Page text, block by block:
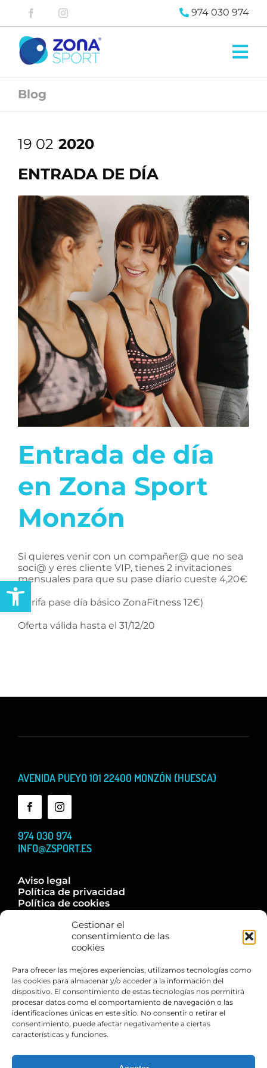
Abrir barra de herramientas
Gestionar el
consentimiento de las
cookies
Para ofrecer las mejores experiencias, utilizamos tecnologías como
las cookies para almacenar y/o acceder a la información del
dispositivo. El consentimiento de estas tecnologías nos permitirá
procesar datos como el comportamiento de navegación o las
identificaciones únicas en este sitio. No consentir o retirar el
consentimiento, puede afectar negativamente a ciertas
características y funciones.
contenido
974 030 974
Zona Pádel
Blog
Blog
19 02 2020
ENTRADA DE DÍA
Entrada de día
en Zona Sport
Monzón
Si quieres venir con un compañer@ que no sea
soci@ y eres cliente VIP, tienes 2 invitaciones
mensuales para que su pase diario cueste 4,20€
(Tarifa pase día básico ZonaFitness 12€)
Oferta válida hasta el 31/12/20
AVENIDA PUEYO 101 22400 MONZÓN (HUESCA)
974 030 974
INFO@ZSPORT.ES
Aviso legal
Política de privacidad
Política de cookies
Trabaja con nosotros
Esta web está financiada por la Unión Europea – Next
Generation EU